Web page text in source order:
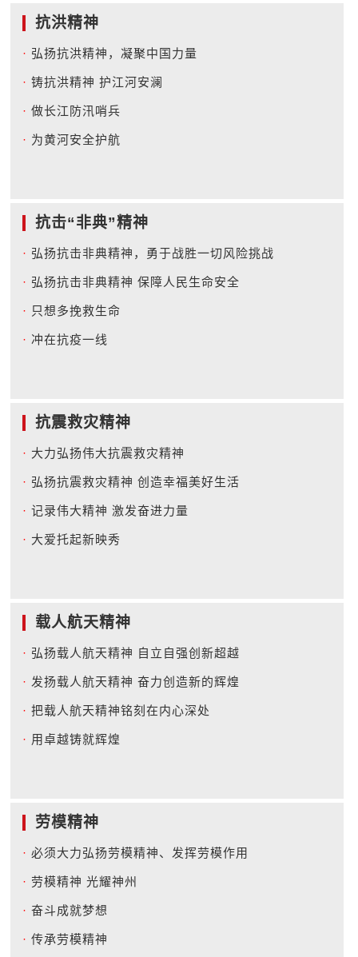
抗洪精神
· 弘扬抗洪精神，凝聚中国力量
· 铸抗洪精神 护江河安澜
· 做长江防汛哨兵
· 为黄河安全护航
抗击“非典”精神
· 弘扬抗击非典精神，勇于战胜一切风险挑战
· 弘扬抗击非典精神 保障人民生命安全
· 只想多挽救生命
· 冲在抗疫一线
抗震救灾精神
· 大力弘扬伟大抗震救灾精神
· 弘扬抗震救灾精神 创造幸福美好生活
· 记录伟大精神 激发奋进力量
· 大爱托起新映秀
载人航天精神
· 弘扬载人航天精神 自立自强创新超越
· 发扬载人航天精神 奋力创造新的辉煌
· 把载人航天精神铭刻在内心深处
· 用卓越铸就辉煌
劳模精神
· 必须大力弘扬劳模精神、发挥劳模作用
· 劳模精神 光耀神州
· 奋斗成就梦想
· 传承劳模精神